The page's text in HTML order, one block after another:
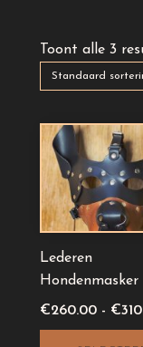
Toont alle 3
Lederen
Hondenmasker
€260.00 - €
Dit
product
heeft
meerdere
variaties.
gekozen